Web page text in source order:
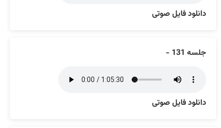
دانلود فایل صوتی
جلسه 131 -
دانلود فایل صوتی